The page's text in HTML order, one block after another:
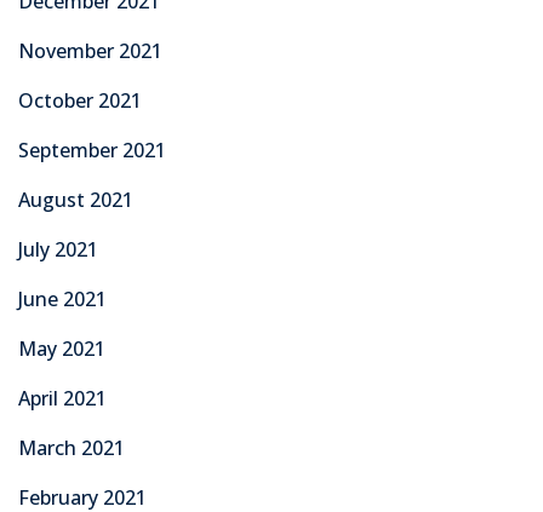
November 2021
October 2021
September 2021
August 2021
July 2021
June 2021
May 2021
April 2021
March 2021
February 2021